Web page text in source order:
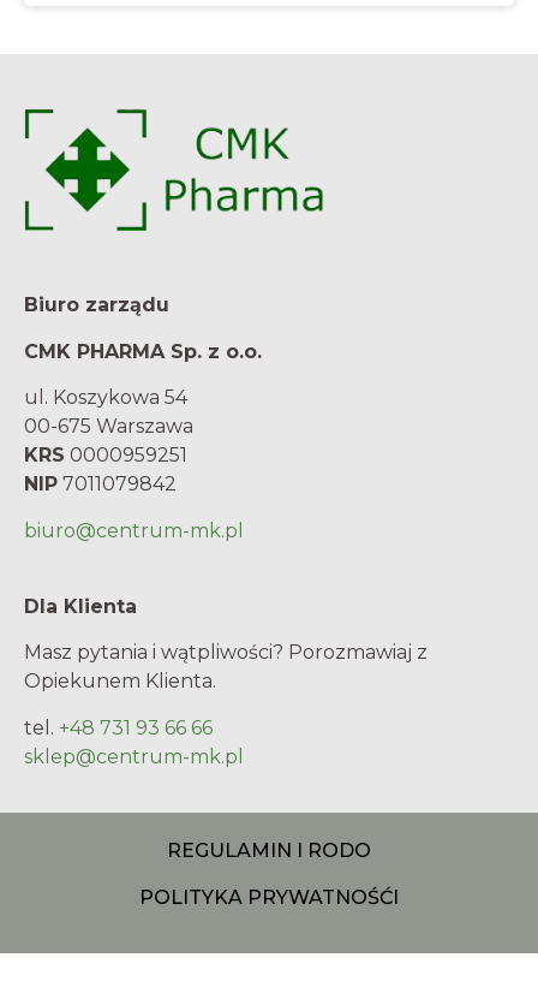
Biuro zarządu
CMK PHARMA Sp. z o.o.
ul. Koszykowa 54
00-675 Warszawa
KRS 0000959251
NIP 7011079842
biuro@centrum-mk.pl
Dla Klienta
Masz pytania i wątpliwości? Porozmawiaj z
Opiekunem Klienta.
tel. +48 731 93 66 66
sklep@centrum-mk.pl
REGULAMIN I RODO
POLITYKA PRYWATNOŚĆI